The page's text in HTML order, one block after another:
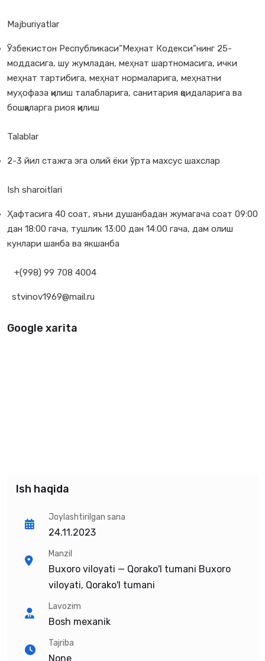
Majburiyatlar
Ўзбекистон Республикаси”Меҳнат Кодекси”нинг 25-
моддасига, шу жумладан, меҳнат шартномасига, ички
меҳнат тартибига, меҳнат нормаларига, меҳнатни
муҳофаза қилиш талабларига, санитария қоидаларига ва
бошқаларга риоя қилиш
Talablar
2-3 йил стажга эга олий ёки ўрта махсус шахслар
Ish sharoitlari
Ҳафтасига 40 соат, яъни душанбадан жумагача соат 09:00
дан 18:00 гача, тушлик 13:00 дан 14:00 гача, дам олиш
кунлари шанба ва якшанба
+(998) 99 708 4004
stvinov1969@mail.ru
Google xarita
Ish haqida
Joylashtirilgan sana
24.11.2023
Manzil
Buxoro viloyati — Qorako'l tumani Buxoro
viloyati, Qorako'l tumani
Lavozim
Bosh mexanik
Tajriba
None